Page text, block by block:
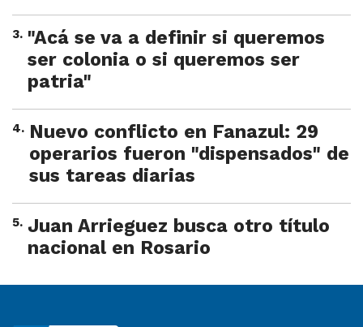
3. "Acá se va a definir si queremos
ser colonia o si queremos ser
patria"
4. Nuevo conflicto en Fanazul: 29
operarios fueron "dispensados" de
sus tareas diarias
5. Juan Arrieguez busca otro título
nacional en Rosario